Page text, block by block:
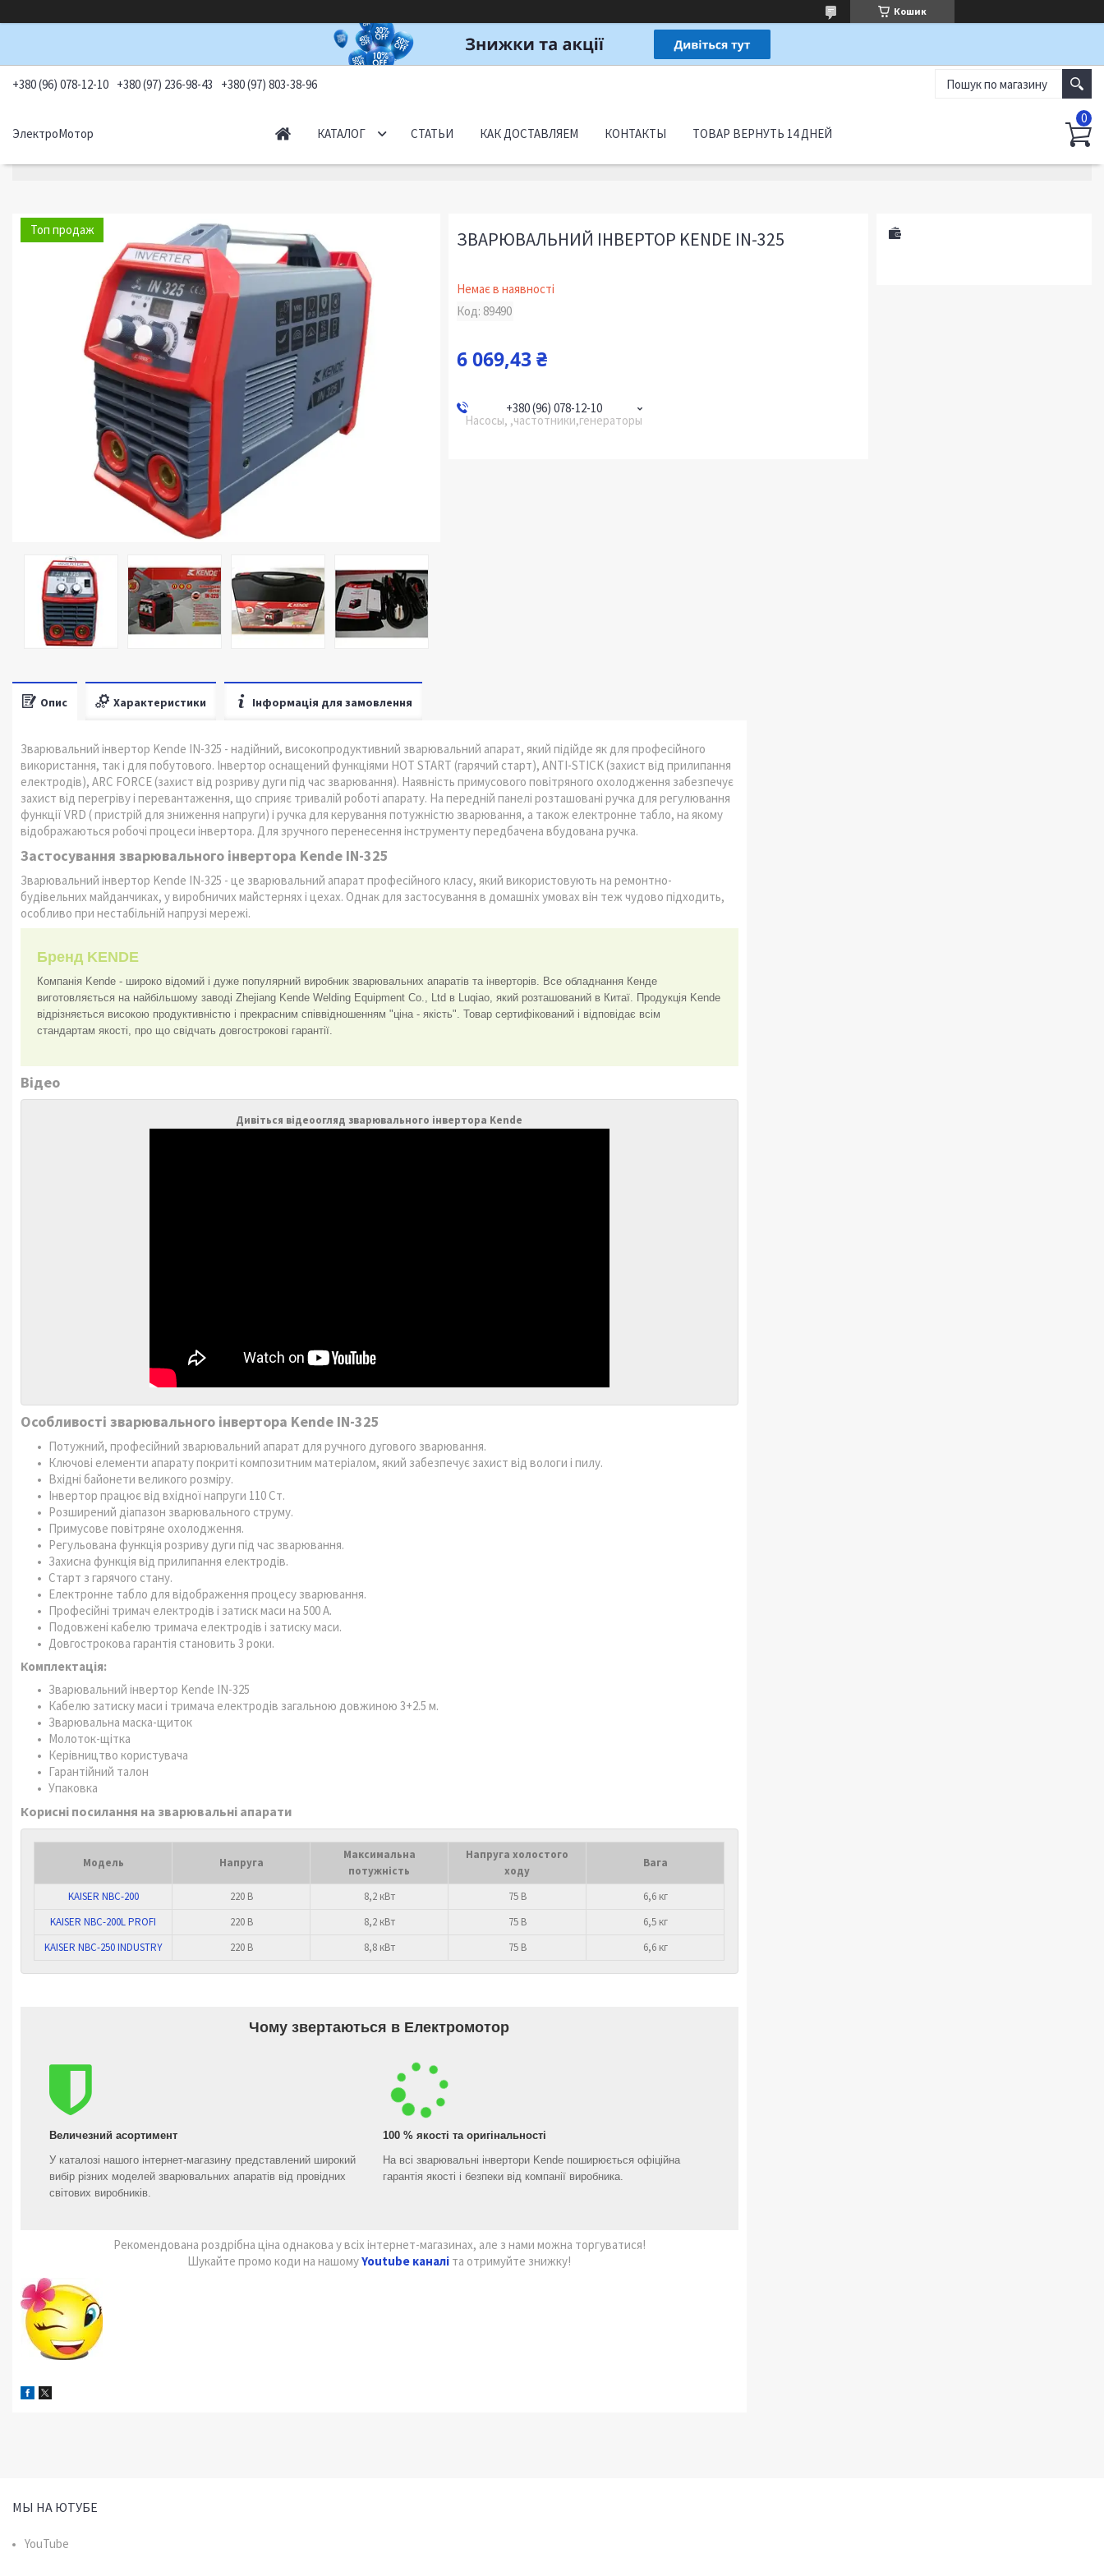
Кошик
+380 (96) 078-12-10 +380 (97) 236-98-43 +380 (97) 803-38-96
ЭлектроМотор КАТАЛОГ СТАТЬИ КАК ДОСТАВЛЯЕМ КОНТАКТЫ ТОВАР ВЕРНУТЬ 14 ДНЕЙ
Топ продаж ЗВАРЮВАЛЬНИЙ ІНВЕРТОР KENDE IN-325
Немає в наявності
Код: 89490
6 069,43 ₴
+380 (96) 078-12-10
Насосы, ,частотники,генераторы
Опис Характеристики Інформація для замовлення
Зварювальний інвертор Kende IN-325 - надійний, високопродуктивний зварювальний апарат, який підійде як для професійного
використання, так і для побутового. Інвертор оснащений функціями HOT START (гарячий старт), ANTI-STICK (захист від прилипання
електродів), ARC FORCE (захист від розриву дуги під час зварювання). Наявність примусового повітряного охолодження забезпечує
захист від перегріву і перевантаження, що сприяє тривалій роботі апарату. На передній панелі розташовані ручка для регулювання
функції VRD ( пристрій для зниження напруги) і ручка для керування потужністю зварювання, а також електронне табло, на якому
відображаються робочі процеси інвертора. Для зручного перенесення інструменту передбачена вбудована ручка.
Застосування зварювального інвертора Kende IN-325
Зварювальний інвертор Kende IN-325 - це зварювальний апарат професійного класу, який використовують на ремонтно-
будівельних майданчиках, у виробничих майстернях і цехах. Однак для застосування в домашніх умовах він теж чудово підходить,
особливо при нестабільній напрузі мережі.
Бренд KENDE
Компанія Kende - широко відомий і дуже популярний виробник зварювальних апаратів та інверторів. Все обладнання Кенде
виготовляється на найбільшому заводі Zhejiang Kende Welding Equipment Co., Ltd в Luqiao, який розташований в Китаї. Продукція Kende
відрізняється високою продуктивністю і прекрасним співвідношенням "ціна - якість". Товар сертифікований і відповідає всім
стандартам якості, про що свідчать довгострокові гарантії.
Відео
Дивіться відеоогляд зварювального інвертора Kende
Особливості зварювального інвертора Kende IN-325
Потужний, професійний зварювальний апарат для ручного дугового зварювання.
Ключові елементи апарату покриті композитним матеріалом, який забезпечує захист від вологи і пилу.
Вхідні байонети великого розміру.
Інвертор працює від вхідної напруги 110 Ст.
Розширений діапазон зварювального струму.
Примусове повітряне охолодження.
Регульована функція розриву дуги під час зварювання.
Захисна функція від прилипання електродів.
Старт з гарячого стану.
Електронне табло для відображення процесу зварювання.
Професійні тримач електродів і затиск маси на 500 А.
Подовжені кабелю тримача електродів і затиску маси.
Довгострокова гарантія становить 3 роки.
Комплектація:
Зварювальний інвертор Kende IN-325
Кабелю затиску маси і тримача електродів загальною довжиною 3+2.5 м.
Зварювальна маска-щиток
Молоток-щітка
Керівництво користувача
Гарантійний талон
Упаковка
Корисні посилання на зварювальні апарати
Модель Напруга
Максимальна
потужність
Напруга холостого
ходу
Вага
KAISER NBC-200 220 В 8,2 кВт 75 В
6,6 кг
KAISER NBC-200L PROFI
220 В 8,2 кВт 75 В
6,5 кг
KAISER NBC-250 INDUSTRY
220 В 8,8 кВт 75 В 6,6 кг
Чому звертаються в Електромотор
Величезний асортимент
У каталозі нашого інтернет-магазину представлений широкий
вибір різних моделей зварювальних апаратів від провідних
світових виробників.
100 % якості та оригінальності
На всі зварювальні інвертори Kende поширюється офіційна
гарантія якості і безпеки від компанії виробника.
Рекомендована роздрібна ціна однакова у всіх інтернет-магазинах, але з нами можна торгуватися!
Шукайте промо коди на нашомуYoutube каналі та отримуйте знижку!
МЫ НА ЮТУБЕ
YouTube